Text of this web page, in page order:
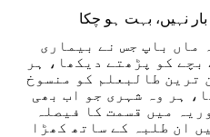
ماں باپ جس نے بیماری
کو پڑھتے دیکھا، ہر
ترین طالبعلم کو منسوخ
ہر وہ شہری جو اب بھی
میں قسمت کا فیصلہ
ان طلبہ کے ساتھ کھڑا